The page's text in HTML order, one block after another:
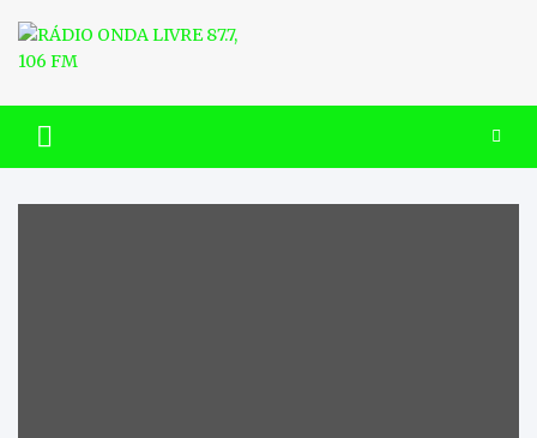
content
RÁDIO ONDA LIVRE 87.7, 106
FM